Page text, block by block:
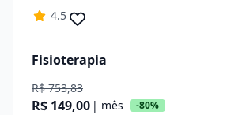
4.5
Fisioterapia
R$ 753,83
R$ 149,00 | mês -80%